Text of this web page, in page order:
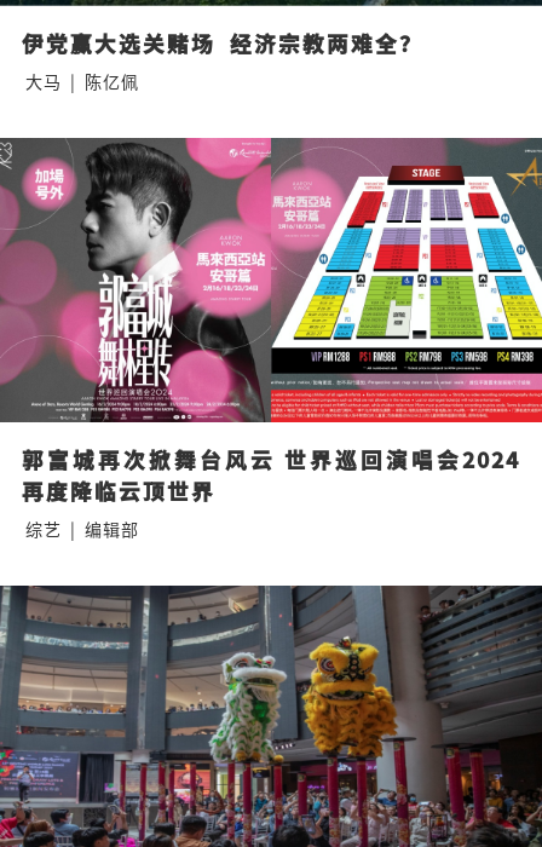
伊党赢大选关赌场  经济宗教两难全？
大马 | 陈亿佩
郭富城再次掀舞台风云 世界巡回演唱会2024
再度降临云顶世界
综艺 | 编辑部